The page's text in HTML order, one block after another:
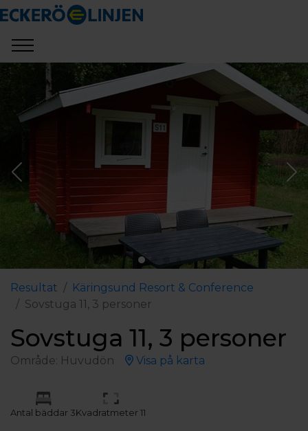
Resultat
Käringsund Resort & Conference
Sovstuga 11, 3 personer
Sovstuga 11, 3 personer
Område: Huvudön Visa på karta
Antal bäddar 3Kvadratmeter 11